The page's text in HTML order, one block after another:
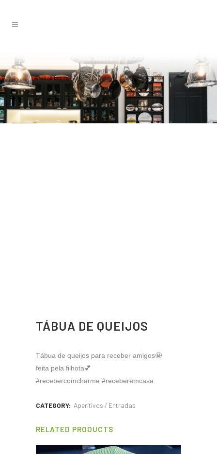
TÁBUA DE QUEIJOS
Tábua de queijos para receber amigos🤩
feita pela filhota💕
#recebercomcharme #receberemcasa
CATEGORY: Aperitivos / Entradas
RELATED PRODUCTS